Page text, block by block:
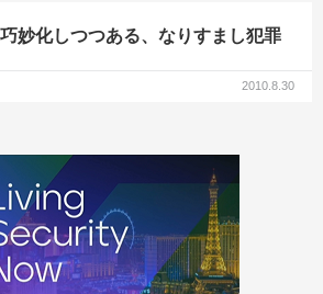
妙化しつつある、なりすまし犯罪
2010.8.30